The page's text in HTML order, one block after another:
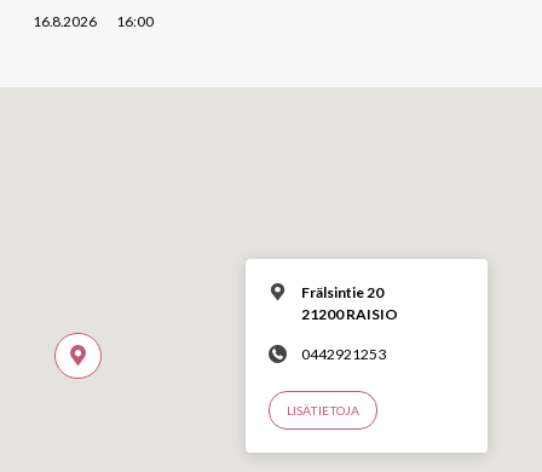
16.8.2026 16:00
Frälsintie 20
21200 RAISIO
0442921253
LISÄTIETOJA